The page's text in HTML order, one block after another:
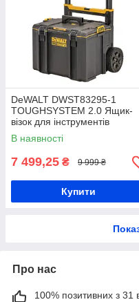
DeWALT DWST83295-1
TOUGHSYSTEM 2.0 Ящик-
візок для інструментів
В наявності
7 499,25 ₴ 9 999 ₴
Купити
Про нас
100% позитивних з 31